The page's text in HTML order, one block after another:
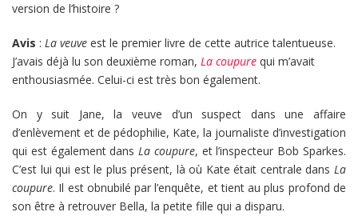
version de l’histoire ?
Avis : La veuve est le premier livre de cette autrice talentueuse.
J’avais déjà lu son deuxième roman, La coupure qui m’avait
enthousiasmée. Celui-ci est très bon également.
On y suit Jane, la veuve d’un suspect dans une affaire
d’enlèvement et de pédophilie, Kate, la journaliste d’investigation
qui est également dansLa coupure, et l’inspecteur Bob Sparkes.
C’est lui qui est le plus présent, là où Kate était centrale dans La
coupure. Il est obnubilé par l’enquête, et tient au plus profond de
son être à retrouver Bella, la petite fille qui a disparu.